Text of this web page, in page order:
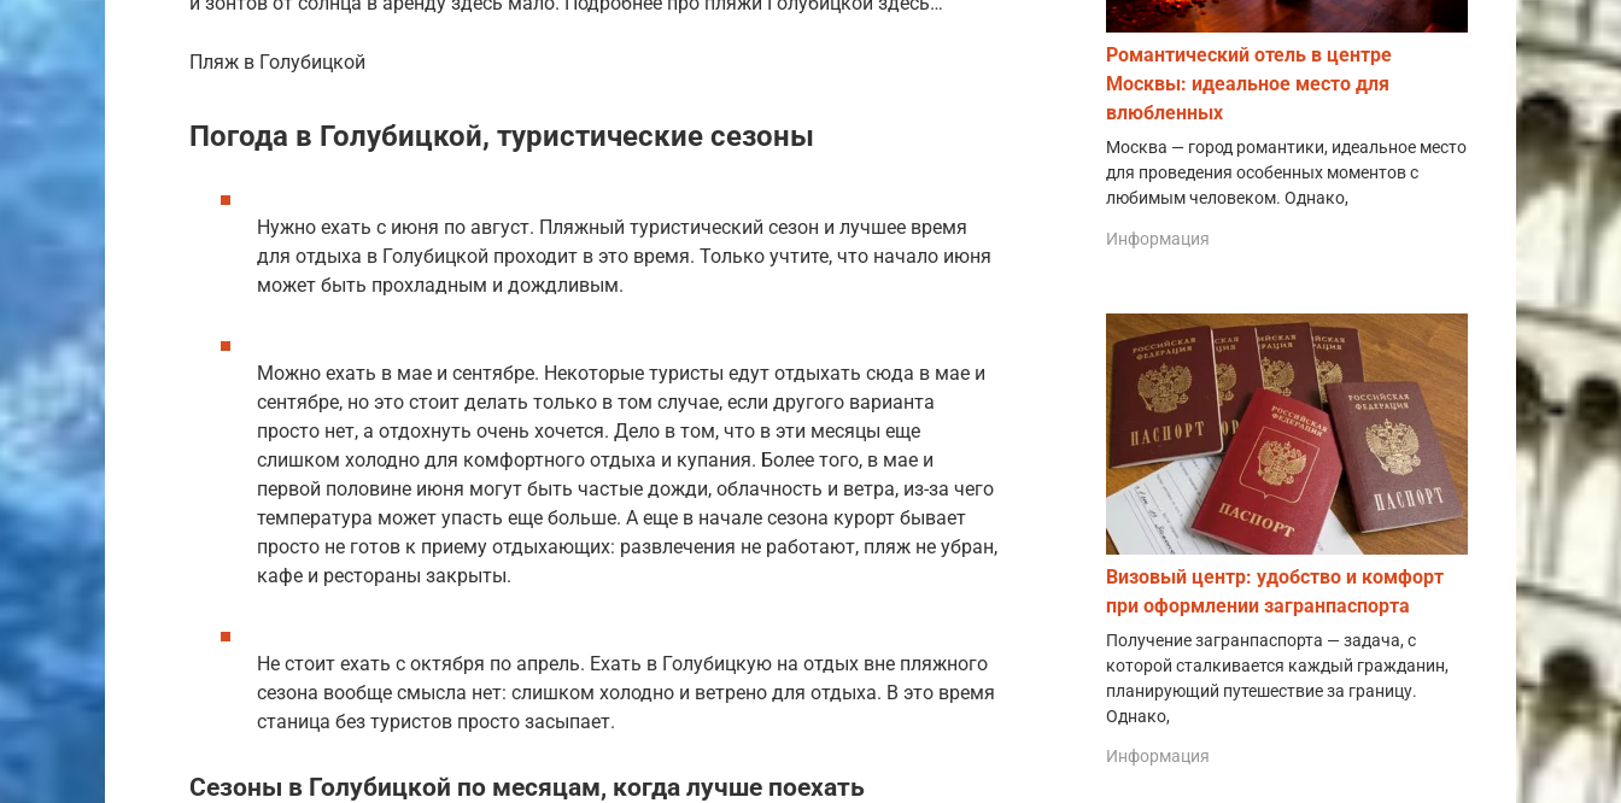
Пляж в Голубицкой
Погода в Голубицкой, туристические сезоны
Нужно ехать с июня по август. Пляжный туристический сезон и лучшее время
для отдыха в Голубицкой проходит в это время. Только учтите, что начало июня
может быть прохладным и дождливым.
Можно ехать в мае и сентябре. Некоторые туристы едут отдыхать сюда в мае и
сентябре, но это стоит делать только в том случае, если другого варианта
просто нет, а отдохнуть очень хочется. Дело в том, что в эти месяцы еще
слишком холодно для комфортного отдыха и купания. Более того, в мае и
первой половине июня могут быть частые дожди, облачность и ветра, из-за чего
температура может упасть еще больше. А еще в начале сезона курорт бывает
просто не готов к приему отдыхающих: развлечения не работают, пляж не убран,
кафе и рестораны закрыты.
Не стоит ехать с октября по апрель. Ехать в Голубицкую на отдых вне пляжного
сезона вообще смысла нет: слишком холодно и ветрено для отдыха. В это время
станица без туристов просто засыпает.
Сезоны в Голубицкой по месяцам, когда лучше поехать
Романтический отель в центре
Москвы: идеальное место для
влюбленных
Москва — город романтики, идеальное место
для проведения особенных моментов с
любимым человеком. Однако,
Информация
Визовый центр: удобство и комфорт
при оформлении загранпаспорта
Получение загранпаспорта — задача, с
которой сталкивается каждый гражданин,
планирующий путешествие за границу.
Однако,
Информация